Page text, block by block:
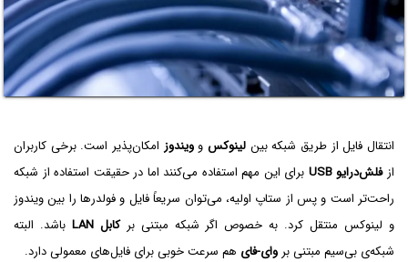
انتقال فایل از طریق شبکه بین لینوکسوویندوز امکان‌پذیر است. برخی کاربران
ازفلش‌درایو USB
برای این مهم استفاده می‌کنند اما در حقیقت استفاده از شبکه
راحت‌تر است و پس از ستاپ اولیه، می‌توان سریعاً فایل و فولدرها را بین ویندوز
و لینوکس منتقل کرد. به خصوص اگر شبکه مبتنی برکابل LAN
باشد. البته
شبکه‌ی بی‌سیم مبتنی بر وای-فای هم سرعت خوبی برای فایل‌های معمولی دارد.